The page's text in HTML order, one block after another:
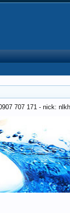
707 171 - nick: